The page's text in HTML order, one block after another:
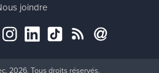
joindre
Instagram
LinkedInTikTokRSS Abonnement
2026. Tous droits réservés.